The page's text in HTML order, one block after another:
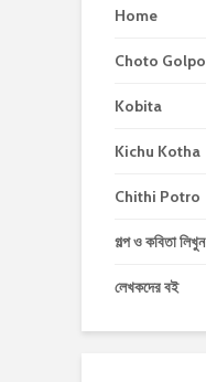
Home
Choto Golpo
Kobita
Kichu Kotha
Chithi Potro
গল্প ও কবিতা লিখুন
লেখকদের বই